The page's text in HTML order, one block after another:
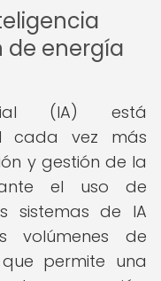
de energía
(IA) está
cada vez más
y gestión de la
el uso de
sistemas de IA
volúmenes de
permite una